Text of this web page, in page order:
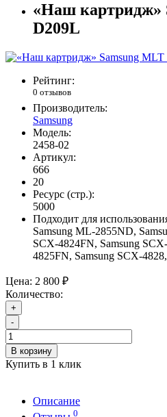
«Наш картридж»
D209L
Рейтинг:
0 отзывов
Производитель:
Samsung
Модель:
2458-02
Артикул:
666
20
Ресурс (стр.):
5000
Подходит для
Samsung ML-2855ND,
SCX-4824FN, Samsung
4825FN, Samsung SCX-
Цена: 2 800 ₽
Количество:
+
-
В корзину
Купить в 1 клик
Описание
0